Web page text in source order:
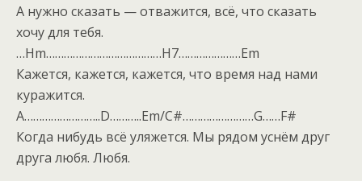
А нужно сказать — отважится, всё, что сказать
хочу для тебя.
…Hm…………………………………H7…………………Em
Кажется, кажется, кажется, что время над нами
куражится.
A……………………..D………..Em/C#……………………G……F#
Когда нибудь всё уляжется. Мы рядом уснём друг
друга любя. Любя.